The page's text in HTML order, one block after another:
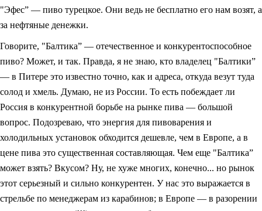
"Эфес” — пиво турецкое. Они ведь не бесплатно его нам возят, а
за нефтяные денежки.
Говорите, "Балтика” — отечественное и конкурентоспособное
пиво? Может, и так. Правда, я не знаю, кто владелец "Балтики”
— в Питере это известно точно, как и адреса, откуда везут туда
солод и хмель. Думаю, не из России. То есть побеждает ли
Россия в конкурентной борьбе на рынке пива — большой
вопрос. Подозреваю, что энергия для пивоварения и
холодильных установок обходится дешевле, чем в Европе, а в
цене пива это существенная составляющая. Чем еще "Балтика”
может взять? Вкусом? Ну, не хуже многих, конечно... но рынок
этот серьезный и сильно конкурентен. У нас это выражается в
стрельбе по менеджерам из карабинов; в Европе — в разорении